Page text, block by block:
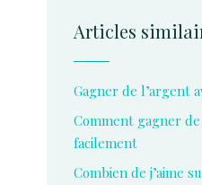
Articles
Gagner de l’argent
Comment gagner de
facilement
Combien de j’aime